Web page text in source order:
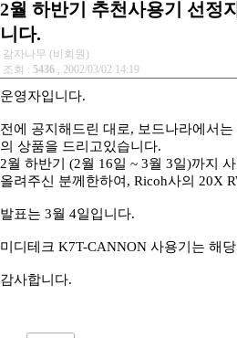
2월 하반기 추천사용기 선정
니다.
감자나무 (비회원)
조회 : 5436 , 2002/03/02 14:19
운영자입니다.
전에 공지해드린 대로, 보드나라에서
의 상품을 드리고있습니다.
2월 하반기 (2월 16일 ~ 3월 3일)까지
올려주신 분께한하여, Ricoh사의 20X
발표는 3월 4일입니다.
미디테크 K7T-CANNON 사용기는 해
감사합니다.